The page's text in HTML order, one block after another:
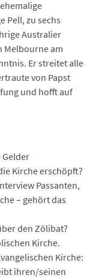
Pell, zu sechs
Australier
Melbourne am
Er streitet alle
von Papst
und hofft auf
Gelder
Kirche erschöpft?
Passanten,
– gehört das
den Zölibat?
Kirche.
Kirche:
ihren/seinen